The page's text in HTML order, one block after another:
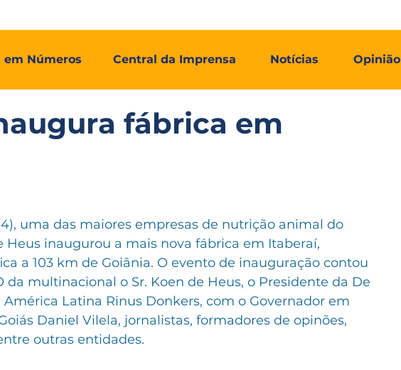
Central da Imprensa
em Números Notícias Opinião
fábrica em
uma das maiores empresas de nutrição animal do
Heus inaugurou a mais nova fábrica em Itaberaí,
a 103 km de Goiânia. O evento de inauguração contou
da multinacional o Sr. Koen de Heus, o Presidente da De
Latina Rinus Donkers, com o Governador em
Daniel Vilela, jornalistas, formadores de opinões,
outras entidades.